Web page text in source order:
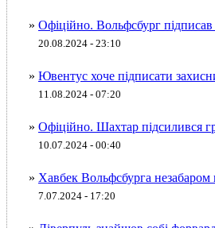
» Офіційно. Вольфсбург
20.08.2024 - 23:10
» Ювентус хоче підписати
11.08.2024 - 07:20
» Офіційно. Шахтар підсилився
10.07.2024 - 00:40
» Хавбек Вольфсбурга
7.07.2024 - 17:20